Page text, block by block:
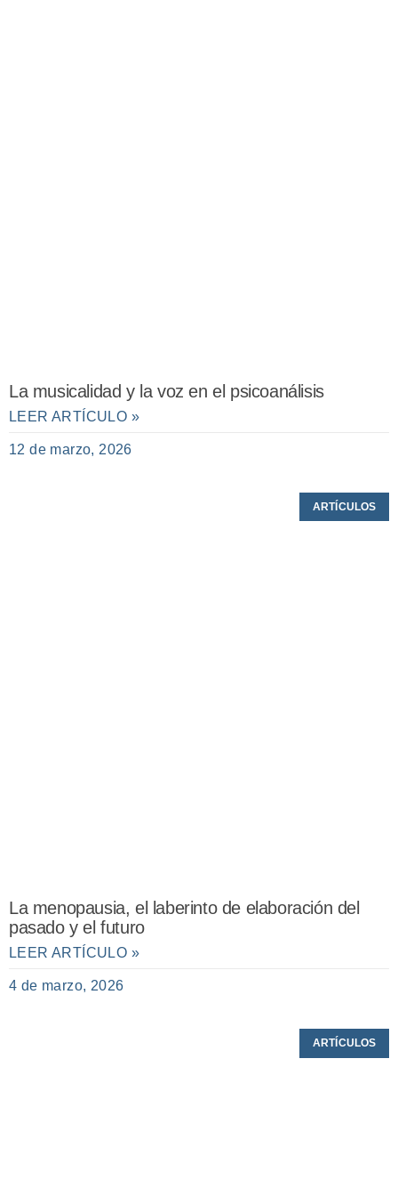
La musicalidad y la voz en el psicoanálisis
LEER ARTÍCULO »
12 de marzo, 2026
ARTÍCULOS
La menopausia, el laberinto de elaboración del
pasado y el futuro
LEER ARTÍCULO »
4 de marzo, 2026
ARTÍCULOS